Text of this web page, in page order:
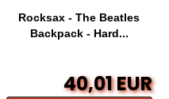
Rocksax - The Beatles
Backpack - Hard...
40,01 EUR